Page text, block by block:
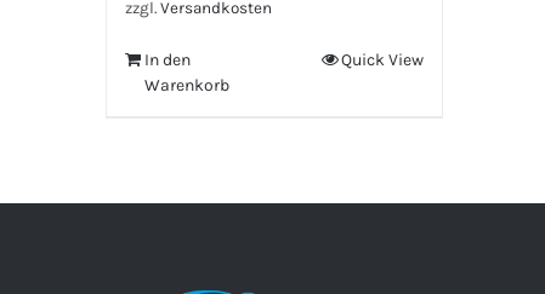
zzgl. Versandkosten
In den
Warenkorb
Quick View